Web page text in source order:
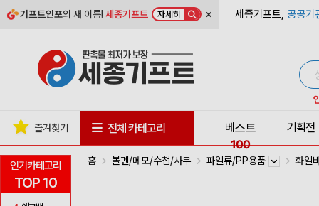
기프트인포의 새 이름!세종기프트 자세히 × 세종기프트, 공공기
인기카테고리
TOP 10
즐겨찾기 전체 카테고리
베스트
100
기획전
홈 볼펜/메모/수첩/사무 파일류/PP용품 화일